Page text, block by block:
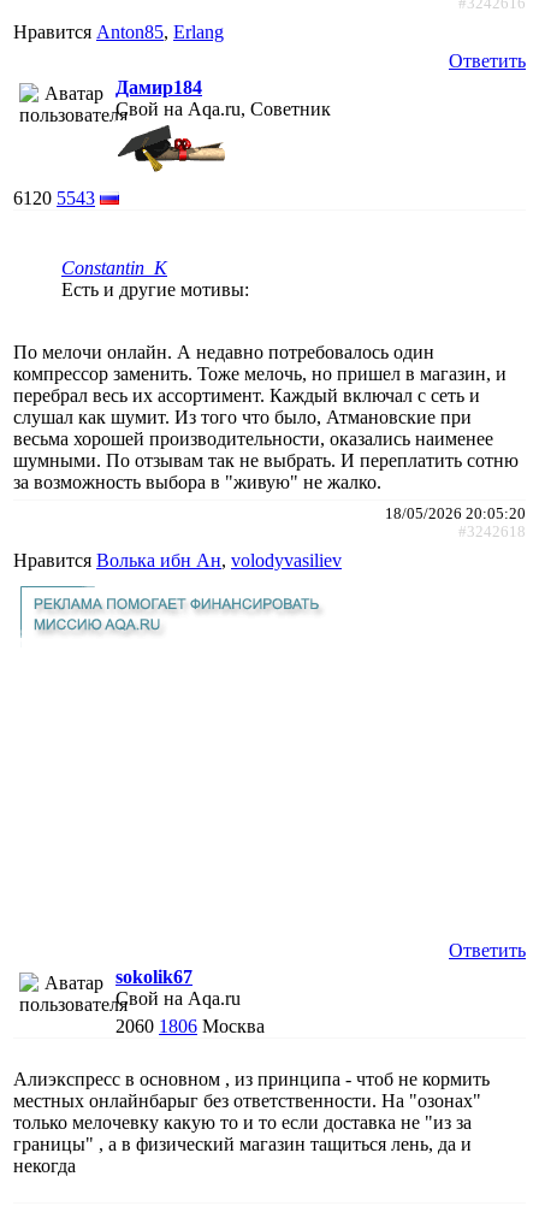
#3242616
Нравится Anton85, Erlang
Ответить
Дамир184
Свой на Aqa.ru, Советник
6120 5543
Constantin_K
Есть и другие мотивы:
По мелочи онлайн. А недавно потребовалось один
компрессор заменить. Тоже мелочь, но пришел в магазин, и
перебрал весь их ассортимент. Каждый включал с сеть и
слушал как шумит. Из того что было, Атмановские при
весьма хорошей производительности, оказались наименее
шумными. По отзывам так не выбрать. И переплатить сотню
за возможность выбора в "живую" не жалко.
18/05/2026 20:05:20
#3242618
Нравится Волька ибн Ан, volodyvasiliev
Ответить
sokolik67
Свой на Aqa.ru
2060 1806 Москва
Алиэкспресс в основном , из принципа - чтоб не кормить
местных онлайнбарыг без ответственности. На "озонах"
только мелочевку какую то и то если доставка не "из за
границы" , а в физический магазин тащиться лень, да и
некогда